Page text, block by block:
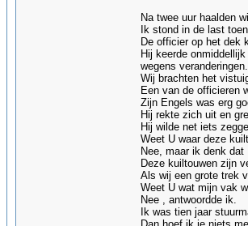
Na twee uur haalden
Ik stond in de last
De officier op het dek
Hij keerde
wegens
Wij brachten het
Een van de officieren
Zijn Engels was erg
Hij rekte zich uit en
Hij wilde net iets
Weet U waar deze
Nee, maar ik denk
Deze kuiltouwen zijn
Als wij een grote trek
Weet U wat mijn vak
Nee , antwoordde ik.
Ik was tien jaar